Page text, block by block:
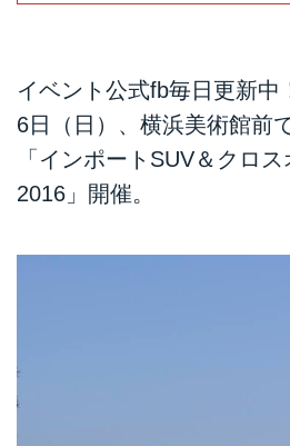
イベント公式fb毎日更新中
6日（日）、横浜美術館前
「インポートSUV＆クロ
2016」開催。